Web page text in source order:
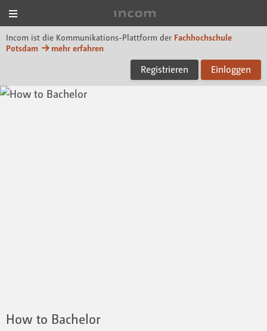
Incom ist die Kommunikations-Plattform der Fachhochschule
Potsdam
mehr erfahren
Registrieren Einloggen
How to Bachelor